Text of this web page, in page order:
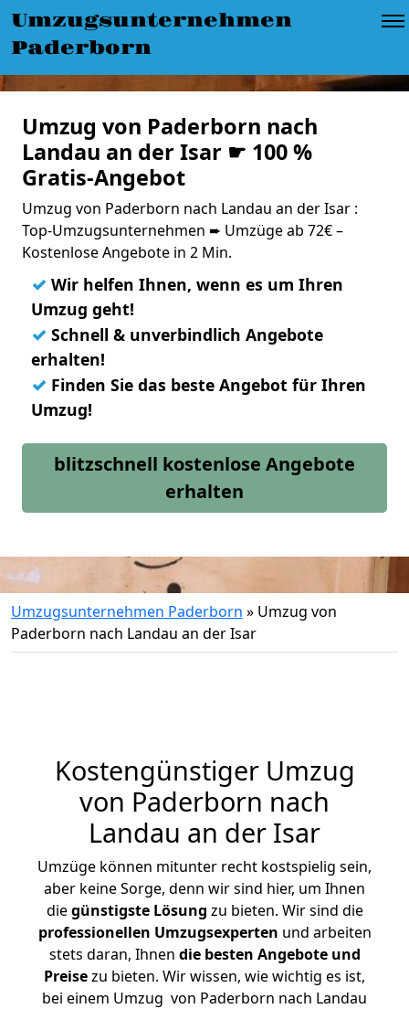
Umzugsunternehmen
Paderborn
Umzug von Paderborn nach
Landau an der Isar ☛ 100 %
Gratis-Angebot
Umzug von Paderborn nach Landau an der Isar :
Top-Umzugsunternehmen ➨ Umzüge ab 72€ –
Kostenlose Angebote in 2 Min.
✓ Wir helfen Ihnen, wenn es um Ihren
Umzug geht!
✓ Schnell & unverbindlich Angebote
erhalten!
✓ Finden Sie das beste Angebot für Ihren
Umzug!
blitzschnell kostenlose Angebote
erhalten
Umzugsunternehmen Paderborn » Umzug von
Paderborn nach Landau an der Isar
Kostengünstiger Umzug
von Paderborn nach
Landau an der Isar
Umzüge können mitunter recht kostspielig sein,
aber keine Sorge, denn wir sind hier, um Ihnen
diegünstigste Lösung zu bieten. Wir sind die
professionellen Umzugsexperten und arbeiten
stets daran, Ihnen die besten Angebote und
Preisezu bieten. Wir wissen, wie wichtig es ist,
bei einem Umzug von Paderborn nach Landau